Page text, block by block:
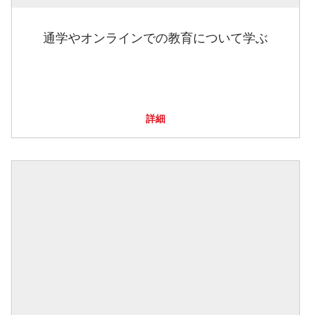
通学やオンラインでの教育について学ぶ
詳細